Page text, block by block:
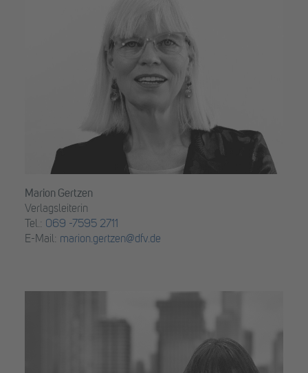
Marion Gertzen
Verlagsleiterin
Tel.: 069 -7595 2711
E-Mail: marion.gertzen@dfv.de